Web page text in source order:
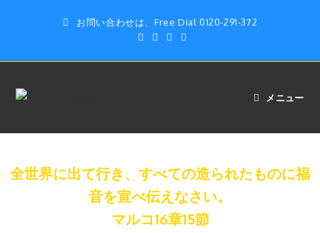
お問い合わせは、Free Dial 0120-291-372
メニュー
全世界に出て行き、すべての造られたものに福
音を宣べ伝えなさい。
マルコ16章15節